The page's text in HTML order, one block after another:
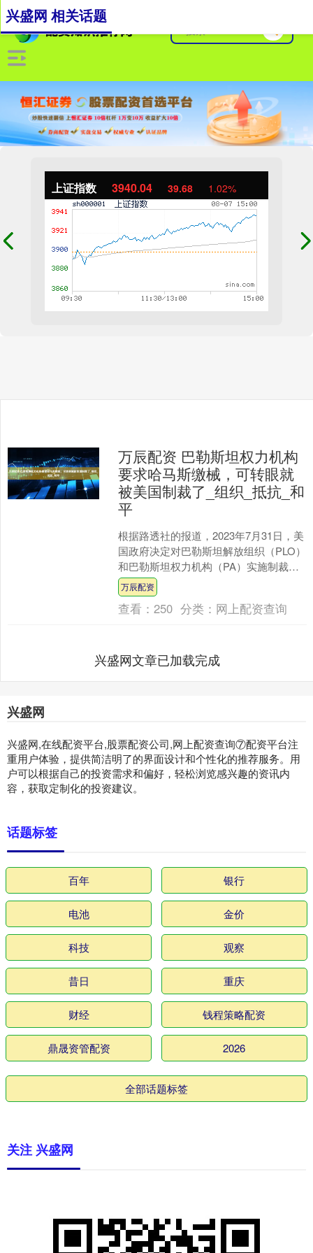
上证指数 3940.04 39.68 1.02%
兴盛网 相关话题
万辰配资 巴勒斯坦权力机构
要求哈马斯缴械，可转眼就
被美国制裁了_组织_抵抗_和
平
根据路透社的报道，2023年7月31日，美
国政府决定对巴勒斯坦解放组织（PLO）
和巴勒斯坦权力机构（PA）实施制裁，
指责这两个组织未能履行其对和平进程
的承诺，并....
万辰配资
查看：250 分类： 网上配资查询
兴盛网文章已加载完成
兴盛网
兴盛网,在线配资平台,股票配资公司,网上配资查询⑦配资平台注
重用户体验，提供简洁明了的界面设计和个性化的推荐服务。用
户可以根据自己的投资需求和偏好，轻松浏览感兴趣的资讯内
容，获取定制化的投资建议。
话题标签
百年 银行
电池 金价
科技 观察
昔日 重庆
财经 钱程策略配资
鼎晟资管配资 2026
全部话题标签
关注 兴盛网